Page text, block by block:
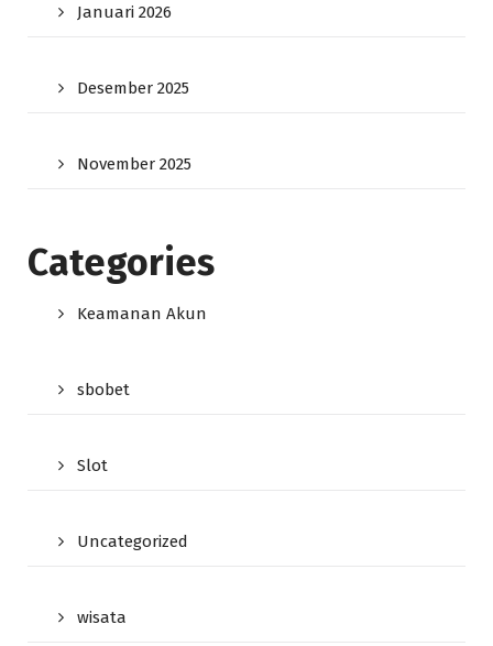
Januari 2026
Desember 2025
November 2025
Categories
Keamanan Akun
sbobet
Slot
Uncategorized
wisata